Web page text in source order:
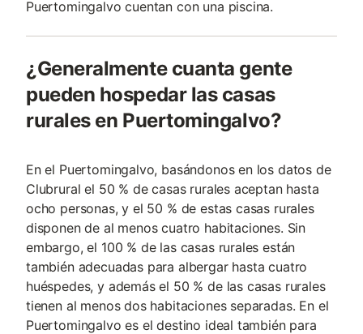
Puertomingalvo cuentan con una piscina.
¿Generalmente cuanta gente
pueden hospedar las casas
rurales en Puertomingalvo?
En el Puertomingalvo, basándonos en los datos de
Clubrural el 50 % de casas rurales aceptan hasta
ocho personas, y el 50 % de estas casas rurales
disponen de al menos cuatro habitaciones. Sin
embargo, el 100 % de las casas rurales están
también adecuadas para albergar hasta cuatro
huéspedes, y además el 50 % de las casas rurales
tienen al menos dos habitaciones separadas. En el
Puertomingalvo es el destino ideal también para